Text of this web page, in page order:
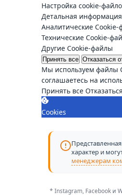
Настройка cookie-
Детальная
Аналитические
Технические Cookie-
Другие Cookie-файлы
Принять все Отказаться
Мы используем файлы
соглашаетесь на
Принять все
Cookies
характер и
менеджерам
* Instagram, Facebook и